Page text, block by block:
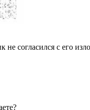
согласился с его